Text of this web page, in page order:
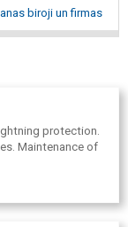
biroji un firmas
protection.
Maintenance of